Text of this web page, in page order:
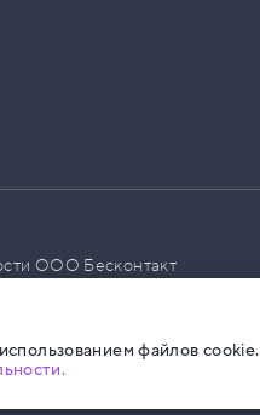
ООО Бесконтакт
файлов cookie.